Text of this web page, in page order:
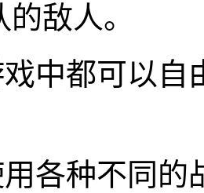
敌人。
中都可以
各种不同